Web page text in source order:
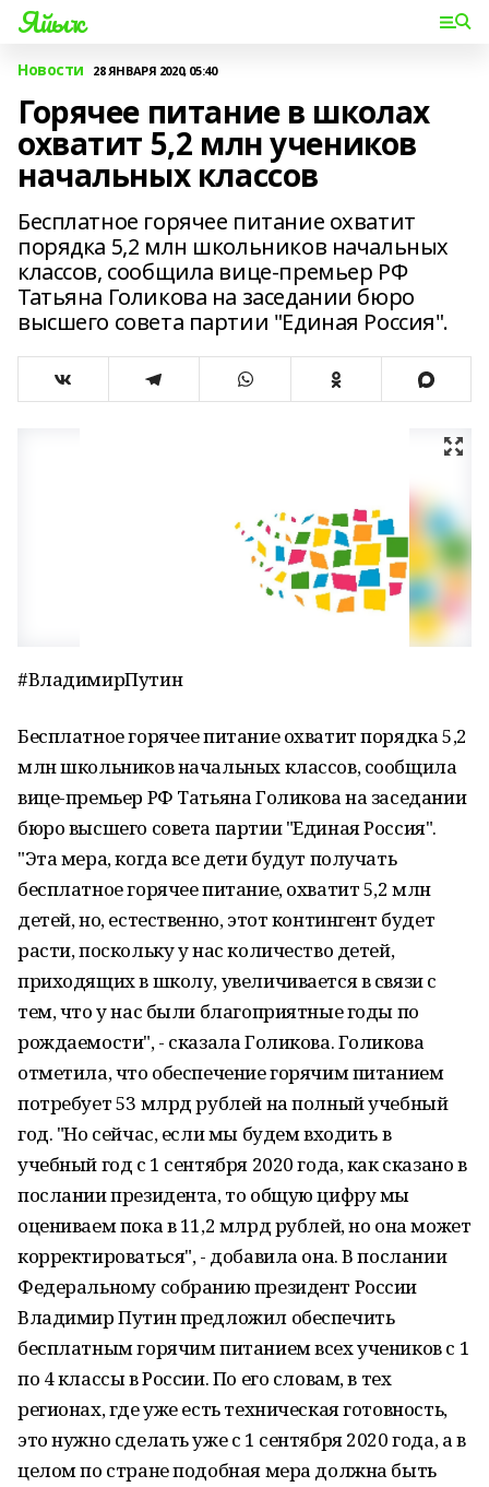
Яйыҡ
Новости 28 ЯНВАРЯ 2020, 05:40
Горячее питание в школах
охватит 5,2 млн учеников
начальных классов
Бесплатное горячее питание охватит
порядка 5,2 млн школьников начальных
классов, сообщила вице-премьер РФ
Татьяна Голикова на заседании бюро
высшего совета партии "Единая Россия".
#ВладимирПутин
Бесплатное горячее питание охватит порядка 5,2
млн школьников начальных классов, сообщила
вице-премьер РФ Татьяна Голикова на заседании
бюро высшего совета партии "Единая Россия".
"Эта мера, когда все дети будут получать
бесплатное горячее питание, охватит 5,2 млн
детей, но, естественно, этот контингент будет
расти, поскольку у нас количество детей,
приходящих в школу, увеличивается в связи с
тем, что у нас были благоприятные годы по
рождаемости", - сказала Голикова. Голикова
отметила, что обеспечение горячим питанием
потребует 53 млрд рублей на полный учебный
год. "Но сейчас, если мы будем входить в
учебный год с 1 сентября 2020 года, как сказано в
послании президента, то общую цифру мы
оцениваем пока в 11,2 млрд рублей, но она может
корректироваться", - добавила она. В послании
Федеральному собранию президент России
Владимир Путин предложил обеспечить
бесплатным горячим питанием всех учеников с 1
по 4 классы в России. По его словам, в тех
регионах, где уже есть техническая готовность,
это нужно сделать уже с 1 сентября 2020 года, а в
целом по стране подобная мера должна быть